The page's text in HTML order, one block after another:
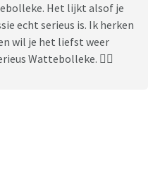
Het lijkt alsof je
echt serieus is. Ik herken
wil je het liefst weer
Wattebolleke. 🧚‍♀️